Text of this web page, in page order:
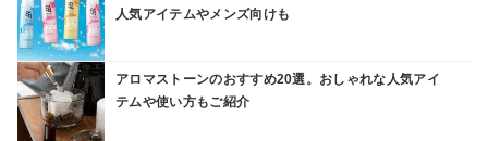
人気アイテムやメンズ向けも
アロマストーンのおすすめ20選。おしゃれな人気アイ
テムや使い方もご紹介